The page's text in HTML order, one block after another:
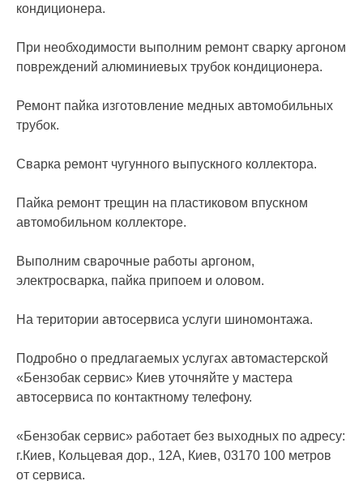
кондиционера.
При необходимости выполним ремонт сварку аргоном
повреждений алюминиевых трубок кондиционера.
Ремонт пайка изготовление медных автомобильных
трубок.
Сварка ремонт чугунного выпускного коллектора.
Пайка ремонт трещин на пластиковом впускном
автомобильном коллекторе.
Выполним сварочные работы аргоном,
электросварка, пайка припоем и оловом.
На територии автосервиса услуги шиномонтажа.
Подробно о предлагаемых услугах автомастерской
«Бензобак сервис» Киев уточняйте у мастера
автосервиса по контактному телефону.
«Бензобак сервис» работает без выходных по адресу:
г.Киев, Кольцевая дор., 12A, Киев, 03170 100 метров
от сервиса.